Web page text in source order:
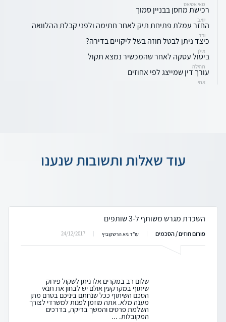
מאי אטיאס
רכישת מחסן בבניין סמוך
יואב
החזר עמלת פתיחת תיק לאחר חתימה ולפני קבלת ההלוואה
ורד
כיצד ניתן לבטל חוזה בשל ליקויים בדירה?
אילן
ביטול עסקה לאחר שהמכשיר נמצא תקול
תהילה
עורך דין שמייצג לפי אחוזים
אתי
עוד שאלות ותשובות שנענו
השכרת מגרש משותף ל-3 שותפים
פורום חוזים / הסכמים עו"ד גיא הרשקוביץ 24/12/2017
שלום רב במקרים אלו ניתן לשקול פירוק
שיתוף במקרקעין אולם יש לבחון את תנאי
הסכם השיתוף ככל שנחתם ביניכם בטרם מתן
מענה מלא. אתה מוזמן לפנות למשרדי לצורך
השלמת פרטים והמשך בדיקה, בדרכים
המקובלות. ...